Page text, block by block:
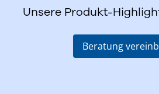
Unsere Produkt-
Beratung